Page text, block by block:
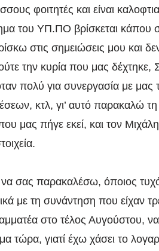
φοιτητές και είναι
του ΥΠ.ΠΟ βρίσκεται κάπου
στις σημειώσεις μου και
την κυρία που μας δέχτηκε,
πολύ για συνεργασία με μας
κτλ, γι’ αυτό παρακαλώ
μας πήγε εκεί, και τον
σας παρακαλέσω, όποιος
με τη συνάντηση που είχαν
στο τέλος Αυγούστου,
τώρα, γιατί έχω χάσει το